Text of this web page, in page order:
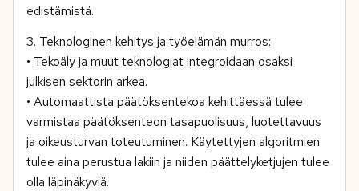
edistämistä.
3. Teknologinen kehitys ja työelämän murros:
• Tekoäly ja muut teknologiat integroidaan osaksi
julkisen sektorin arkea.
• Automaattista päätöksentekoa kehittäessä tulee
varmistaa päätöksenteon tasapuolisuus, luotettavuus
ja oikeusturvan toteutuminen. Käytettyjen algoritmien
tulee aina perustua lakiin ja niiden päättelyketjujen tulee
olla läpinäkyviä.